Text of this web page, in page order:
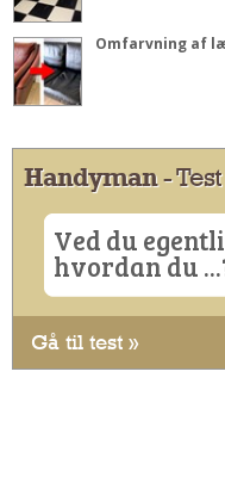
Omfarvning af
Handyman-
Ved du
hvordan du
Gå til test »